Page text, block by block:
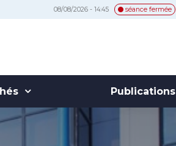
08/08/2026 - 14:45 séance fermée
Publications